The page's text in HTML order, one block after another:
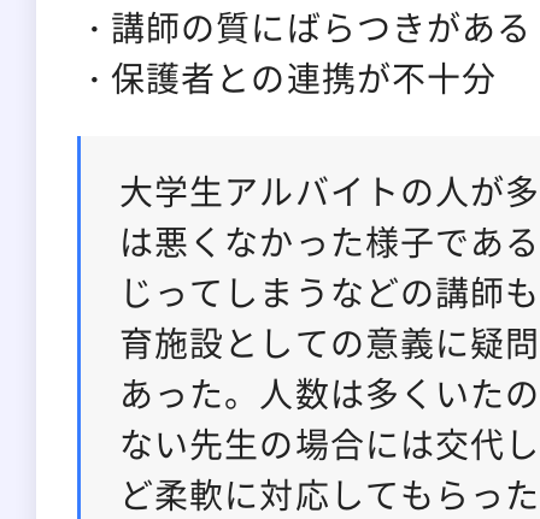
講師の質にばらつきがある
保護者との連携が不十分
大学生アルバイトの人が
は悪くなかった様子であ
じってしまうなどの講師
育施設としての意義に疑
あった。人数は多くいた
ない先生の場合には交代
ど柔軟に対応してもらっ